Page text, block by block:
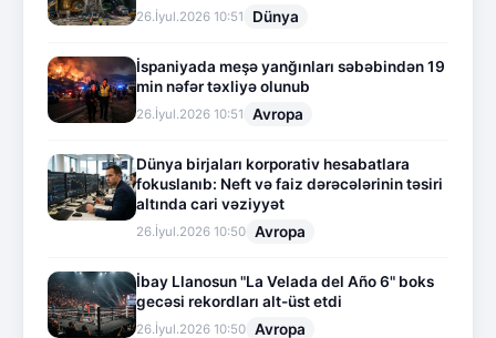
26.İyul.2026 10:51 Dünya
İspaniyada meşə yanğınları səbəbindən 19
min nəfər təxliyə olunub
26.İyul.2026 10:51 Avropa
Dünya birjaları korporativ hesabatlara
fokuslanıb: Neft və faiz dərəcələrinin təsiri
altında cari vəziyyət
26.İyul.2026 10:50 Avropa
İbay Llanosun "La Velada del Año 6" boks
gecəsi rekordları alt-üst etdi
26.İyul.2026 10:50 Avropa